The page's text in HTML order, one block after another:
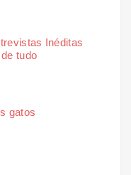
Inéditas
tudo
gatos